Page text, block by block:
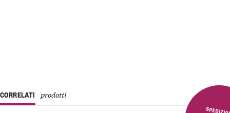
CORRELATI prodotti